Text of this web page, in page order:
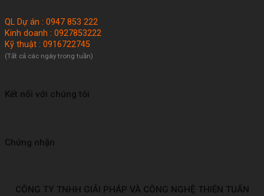
QL Dự án : 0947 853 222
Kinh doanh : 0927853222
Kỹ thuật : 0916722745
(Tất cả các ngày trong tuần)
Kết nối với chúng tôi
Chứng nhận
CÔNG TY TNHH GIẢI PHÁP VÀ CÔNG NGHỆ THIÊN TUẤN